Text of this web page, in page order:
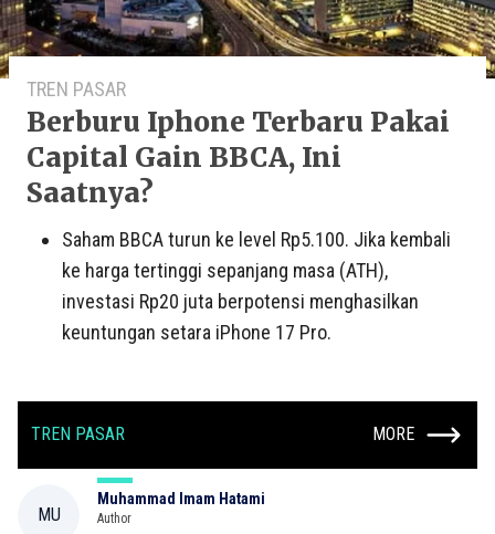
TREN PASAR
Berburu Iphone Terbaru Pakai
Capital Gain BBCA, Ini
Saatnya?
Saham BBCA turun ke level Rp5.100. Jika kembali
ke harga tertinggi sepanjang masa (ATH),
investasi Rp20 juta berpotensi menghasilkan
keuntungan setara iPhone 17 Pro.
TREN PASAR MORE
MU
Muhammad Imam Hatami
Author